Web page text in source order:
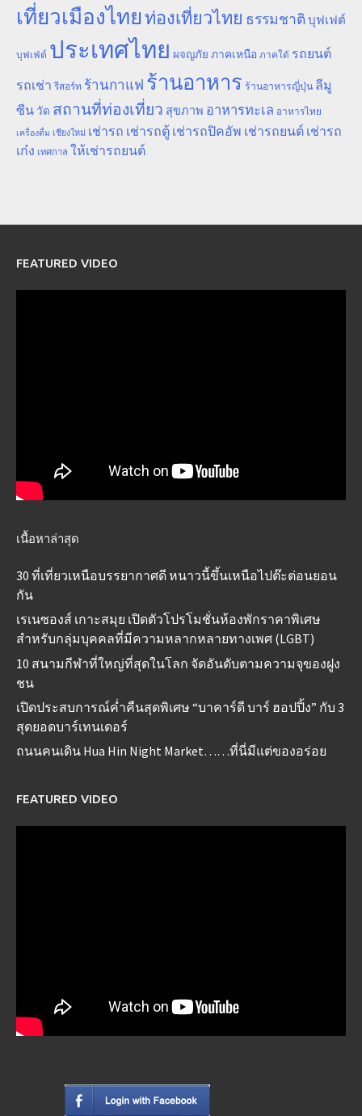
เที่ยวเมืองไทยท่องเที่ยวไทย ธรรมชาติ บุฟเฟต์
บุฟเฟ่ต์ ประเทศไทย ผจญภัย ภาคเหนือ ภาคใต้ รถยนต์
รถเช่า รีสอร์ท ร้านกาแฟ ร้านอาหาร ร้านอาหารญี่ปุ่น ลีมู
ซีน วัด สถานที่ท่องเที่ยว สุขภาพ อาหารทะเล อาหารไทย
เครื่องดื่ม เชียงใหม่ เช่ารถ เช่ารถตู้ เช่ารถปิคอัพ เช่ารถยนต์ เช่ารถ
เก๋ง เทศกาล ให้เช่ารถยนต์
FEATURED VIDEO
เนื้อหาล่าสุด
30 ที่เที่ยวเหนือบรรยากาศดี หนาวนี้ขึ้นเหนือไปต๊ะต่อนยอน
กัน
เรเนซองส์ เกาะสมุย เปิดตัวโปรโมชั่นห้องพักราคาพิเศษ
สำหรับกลุ่มบุคคลที่มีความหลากหลายทางเพศ (LGBT)
10 สนามกีฬาที่ใหญ่ที่สุดในโลก จัดอันดับตามความจุของฝูง
ชน
เปิดประสบการณ์ค่ำคืนสุดพิเศษ “บาคาร์ดี บาร์ ฮอปปิ้ง” กับ 3
สุดยอดบาร์เทนเดอร์
ถนนคนเดิน Hua Hin Night Market……ที่นี่มีแต่ของอร่อย
FEATURED VIDEO